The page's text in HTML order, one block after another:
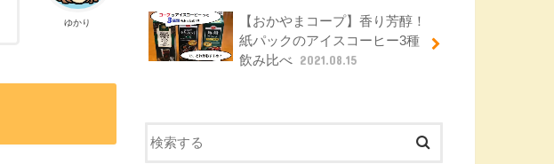
ゆかり
【おかやまコープ】香り芳醇！
紙パックのアイスコーヒー3種
飲み比べ 2021.08.15